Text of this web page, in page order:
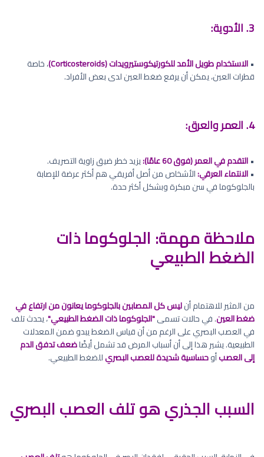
3. الأدوية:
•الاستخدام طويل الأمد للكورتيكوستيرويدات (Corticosteroids)
، خاصة
قطرات العين، يمكن أن يرفع ضغط العين لدى بعض الأفراد.
4. العمر والعرق:
•التقدم في العمر (فوق 60 عامًا):
يزيد خطر ضيق زاوية التصريف.
•الانتماء العرقي:الأشخاص من أصل أفريقي هم أكثر عرضة للإصابة
بالجلوكوما في سن مبكرة وبشكل أكثر حدة.
ملاحظة مهمة: الجلوكوما ذات
الضغط الطبيعي
من المثير للاهتمام أنليس كل المصابين بالجلوكوما يعانون من ارتفاع في
ضغط العين. في حالات تسمى"الجلوكوما ذات الضغط الطبيعي"، يحدث تلف
في العصب البصري على الرغم من أن قياس الضغط يبدو ضمن المعدلات
الطبيعية. يشير هذا إلى أن أسباب المرض قد تشمل أيضًاضعف تدفق الدم
إلى العصبأوحساسية شديدة للعصب البصريللضغط الطبيعي.
السبب الجذري هو تلف العصب البصري